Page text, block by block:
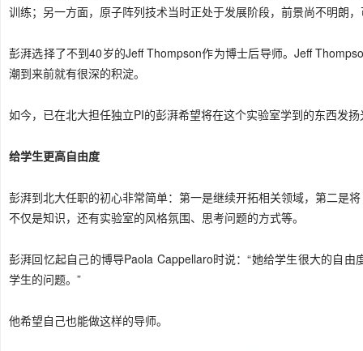
训练；另一方面，原子阵列技术当时正处于发展阶段，前景尚不明朗
彭湃选择了不到40岁的Jeff Thompson作为博士后导师。Jeff
潮到来前就有很深的积淀。
如今，已在北大担任独立PI的彭湃希望将在这个实验室学到的东西发
给学生更高自由度
彭湃到北大任职的初心非常简单：第一是继续开拓相关领域，第二是
不仅是知识，还有实验室的风格氛围、思考问题的方式等。
彭湃回忆起自己的博导Paola Cappellaro时说：“她给学生很大的自
学生的问题。”
他希望自己也能做这样的导师。